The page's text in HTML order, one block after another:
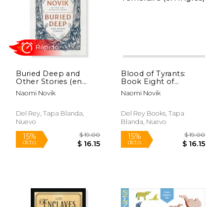
dcto. $ 23.80
Rápido
dcto.
Buried Deep and
Other Stories (en
Inglés)
Naomi Novik
Del Rey, Tapa Blanda,
Nuevo
Blood of Tyrants:
Book Eight of
Temeraire (en Inglés)
Naomi Novik
Del Rey Books, Tapa
Blanda, Nuevo